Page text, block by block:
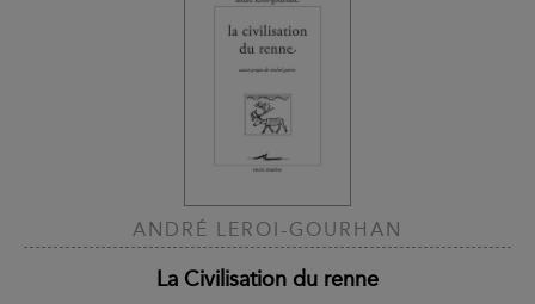
ANDRÉ LEROI-GOURHAN
La Civilisation du renne